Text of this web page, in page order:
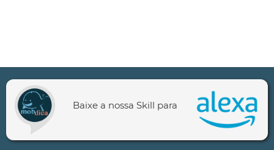
Baixe a nossa Skill para